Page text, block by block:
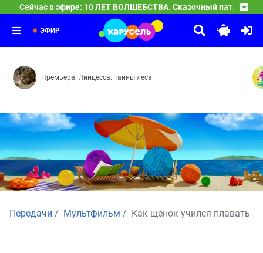
Сейчас в эфире: 10 ЛЕТ ВОЛШЕБСТВА. Сказочный патруль
04:00
10 ЛЕТ ВОЛШЕБСТВА. Сказочный патруль
Новые герои — Сердце часов — Долгожданная
ЭФИР
Премьера: Линцесса. Тайны леса
Передачи Мультфильм Как щенок учился плавать